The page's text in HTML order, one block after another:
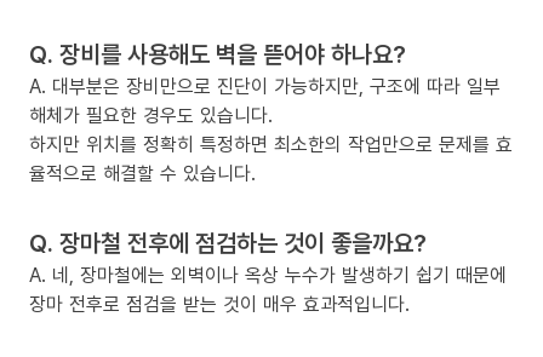
Q. 장비를 사용해도 벽을 뜯어야 하나요?
A. 대부분은 장비만으로 진단이 가능하지만, 구조에 따라 일부
해체가 필요한 경우도 있습니다.
하지만 위치를 정확히 특정하면 최소한의 작업만으로 문제를 효
율적으로 해결할 수 있습니다.
Q. 장마철 전후에 점검하는 것이 좋을까요?
A. 네, 장마철에는 외벽이나 옥상 누수가 발생하기 쉽기 때문에
장마 전후로 점검을 받는 것이 매우 효과적입니다.